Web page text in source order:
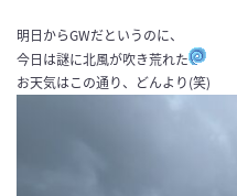
明日からGWだというのに、
今日は謎に北風が吹き荒れた
お天気はこの通り、どんより(笑)